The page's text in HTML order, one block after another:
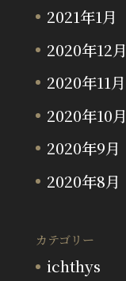
2021年1月
2020年12月
2020年11月
2020年10月
2020年9月
2020年8月
カテゴリー
ichthys